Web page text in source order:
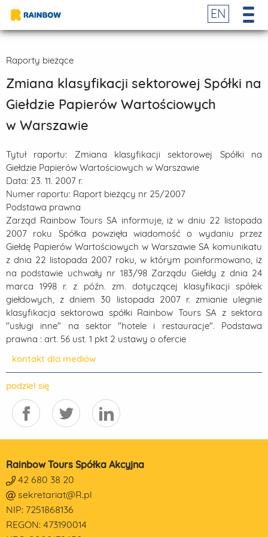
EN
Raporty bieżące
Zmiana klasyfikacji sektorowej Spółki na
Giełdzie Papierów Wartościowych
w Warszawie
Tytuł raportu: Zmiana klasyfikacji sektorowej Spółki na
Giełdzie Papierów Wartościowych w Warszawie
Data: 23. 11. 2007 r.
Numer raportu: Raport bieżący nr 25/2007
Podstawa prawna
Zarząd Rainbow Tours SA informuje, iż w dniu 22 listopada
2007 roku Spółka powzięła wiadomość o wydaniu przez
Giełdę Papierów Wartościowych w Warszawie SA komunikatu
z dnia 22 listopada 2007 roku, w którym poinformowano, iż
na podstawie uchwały nr 183/98 Zarządu Giełdy z dnia 24
marca 1998 r. z późn. zm. dotyczącej klasyfikacji spółek
giełdowych, z dniem 30 listopada 2007 r. zmianie ulegnie
klasyfikacja sektorowa spółki Rainbow Tours SA z sektora
"usługi inne" na sektor "hotele i restauracje". Podstawa
prawna : art. 56 ust. 1 pkt 2 ustawy o ofercie
kontakt dla mediów
podziel się
Rainbow Tours Spółka Akcyjna
42 680 38 20
sekretariat@R.pl
NIP: 7251868136
REGON: 473190014